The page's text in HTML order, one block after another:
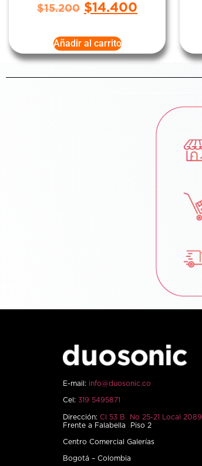
$15.200 $14.400
Añadir al carrito
E-mail: info@duosonic.co
Cel: 319 5495871
Dirección: Cl 53 B No 25-21 Local 2089
Frente a Falabella Piso 2
Centro Comercial Galerías
Bogotá – Colombia